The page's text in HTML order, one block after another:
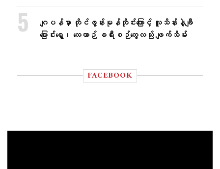
ဂျပန်မှာ တိုင်ဖွန်းမုန်တိုင်းကြောင့် လူသိန်းနဲ့ချီ
ပြောင်းရွှေ့၊ လေယာဉ် ခရီးစဉ်တွေလည်း ဖျက်သိမ်း
FACEBOOK